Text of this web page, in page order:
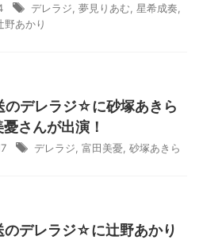
デレラジ 夢見りあむ 星希成奏
野あかり
のデレラジ☆に砂塚あきら
さんが出演！
デレラジ 富田美憂 砂塚あきら
のデレラジ☆に辻野あかり